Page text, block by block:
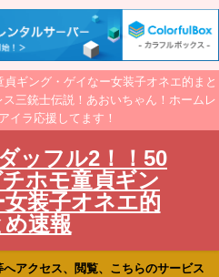
ギング・ゲイなー女装子オネエ的まと
三銃士伝説！あおいちゃん！ホームレ
イラ応援してます！
ッフル2！！50
ホモ童貞ギン
装子オネエ的
め速報
アクセス、閲覧、こちらのサービス